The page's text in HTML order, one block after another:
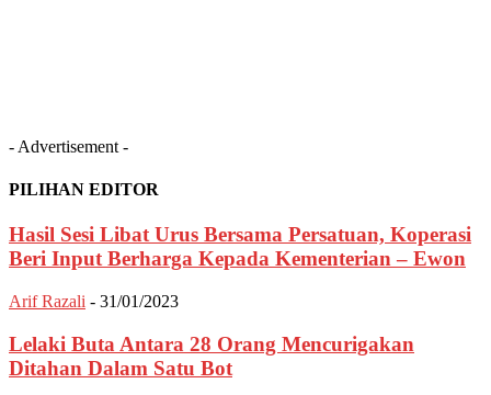
- Advertisement -
PILIHAN EDITOR
Hasil Sesi Libat Urus Bersama Persatuan, Koperasi
Beri Input Berharga Kepada Kementerian – Ewon
Arif Razali - 31/01/2023
Lelaki Buta Antara 28 Orang Mencurigakan
Ditahan Dalam Satu Bot